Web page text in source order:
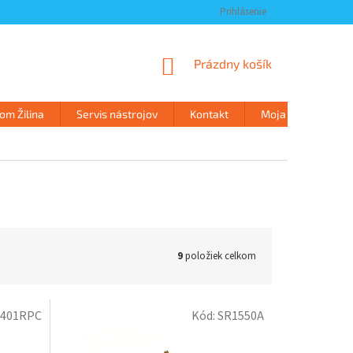
Prihlásenie
NÁKUPNÝ
Prázdny košík
Žilina Servis nástrojov Kontakt Moja objednávka
9položiek celkom
Kód:SR1550A